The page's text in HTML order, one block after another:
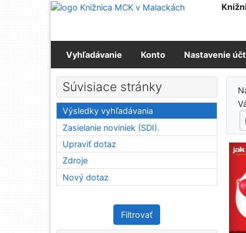
Prejsť na obsah
Vyhľadávanie Konto Nastavenie
Súvisiace stránky
Výsledky vyhľadávania
Zasielanie noviniek (SDI).
Upraviť dotaz
Zdroje
Nový dotaz
Filtrovať